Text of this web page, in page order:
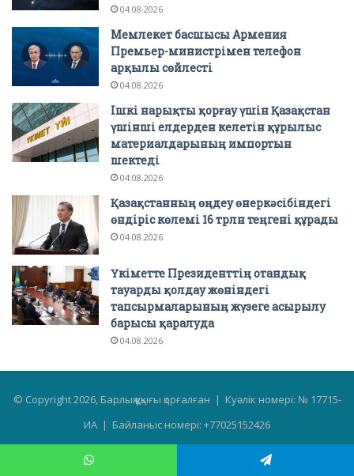
04.08.2026
Мемлекет басшысы Армения
Премьер-министрімен телефон
арқылы сөйлесті
04.08.2026
Ішкі нарықты қорғау үшін Қазақстан
үшінші елдерден келетін құрылыс
материалдарының импортын
шектеді
04.08.2026
Қазақстанның өңдеу өнеркәсібіндегі
өндіріс көлемі 16 трлн теңгені құрады
04.08.2026
Үкіметте Президенттің отандық
тауарды қолдау жөніндегі
тапсырмаларының жүзеге асырылу
барысы қаралуда
04.08.2026
© Copyright 2026, Барлық құқығы қорғалған | Куәлік номері: № 17715-
ИА | Байланыс номері: +77025152426
Telegram